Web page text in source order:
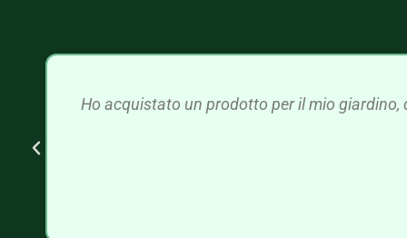
Ho acquistato un prodotto per il mio giardino,